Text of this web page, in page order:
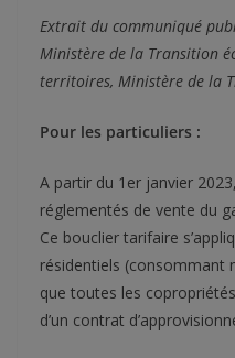
Extrait du communiqué
Ministère de la Transition
territoires, Ministère de la
Pour les particuliers :
A partir du 1er janvier
réglementés de vente du
Ce bouclier tarifaire
résidentiels (consommant
que toutes les
d’un contrat